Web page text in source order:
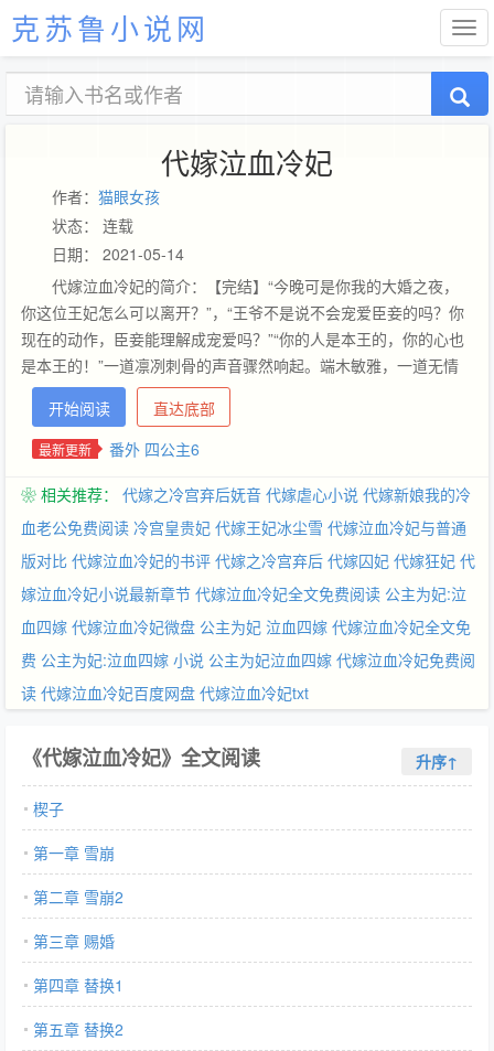
克苏鲁小说网
代嫁泣血冷妃
作者： 猫眼女孩
状态： 连载
日期： 2021-05-14
代嫁泣血冷妃的简介：【完结】“今晚可是你我的大婚之夜，
你这位王妃怎么可以离开？”，“王爷不是说不会宠爱臣妾的吗？你
现在的动作，臣妾能理解成宠爱吗？”“你的人是本王的，你的心也
是本王的！”一道凛冽刺骨的声音骤然响起。端木敏雅，一道无情
的圣旨宣告了她的自由结束，为了亲妹而调换身份，从此便被暴戾
夫君推上了风口浪尖……
开始阅读 直达底部
最新更新 番外 四公主6
❀ 相关推荐： 代嫁之冷宫弃后妩音 代嫁虐心小说 代嫁新娘我的冷
血老公免费阅读 冷宫皇贵妃 代嫁王妃冰尘雪 代嫁泣血冷妃与普通
版对比 代嫁泣血冷妃的书评 代嫁之冷宫弃后 代嫁囚妃 代嫁狂妃 代
嫁泣血冷妃小说最新章节 代嫁泣血冷妃全文免费阅读 公主为妃:泣
血四嫁 代嫁泣血冷妃微盘 公主为妃 泣血四嫁 代嫁泣血冷妃全文免
费 公主为妃:泣血四嫁 小说 公主为妃泣血四嫁 代嫁泣血冷妃免费阅
读 代嫁泣血冷妃百度网盘 代嫁泣血冷妃txt
《代嫁泣血冷妃》全文阅读 升序↑
楔子
第一章 雪崩
第二章 雪崩2
第三章 赐婚
第四章 替换1
第五章 替换2